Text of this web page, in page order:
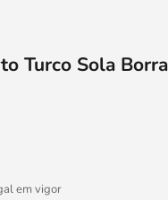
Turco Sola
em vigor